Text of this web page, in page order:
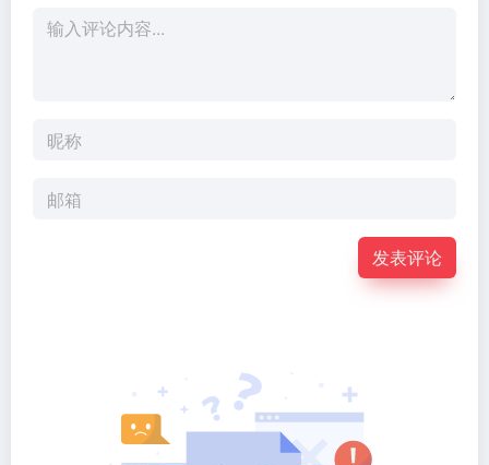
发表评论